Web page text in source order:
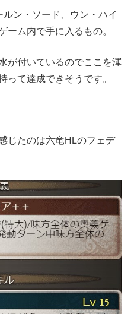
ン・ソード、ウン・ハイ
ーム内で手に入るもの。
が付いているのでここを渾
って達成できそうです。
じたのは六竜HLのフェデ